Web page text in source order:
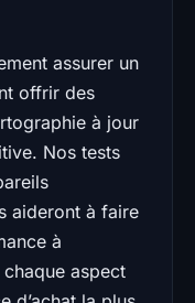
assurer un
offrir des
à jour
Nos tests
aideront à faire
à
aspect